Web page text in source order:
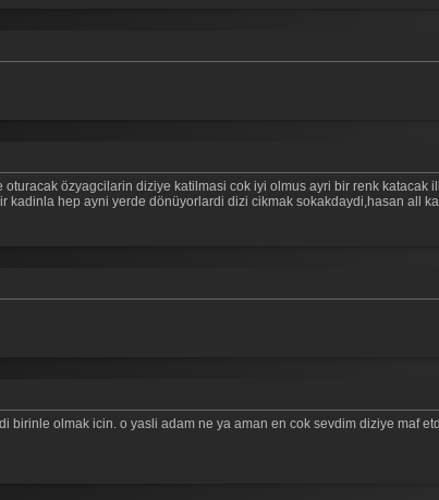
özyagcilarin diziye katilmasi cok iyi olmus ayri bir renk
hep ayni yerde dönüyorlardi dizi cikmak sokakdaydi,hasan all
birinle olmak icin. o yasli adam ne ya aman en cok sevdim diziye maf